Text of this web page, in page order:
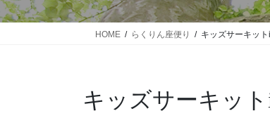
移
動
HOME らくりん座便り キッズサーキット
キッズサーキッ